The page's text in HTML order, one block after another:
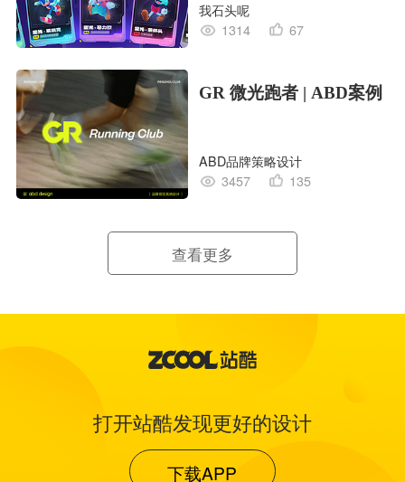
我石头呢
1314
67
GR 微光跑者 | ABD案例
ABD品牌策略设计
3457
135
查看更多
打开站酷发现更好的设计
下载APP